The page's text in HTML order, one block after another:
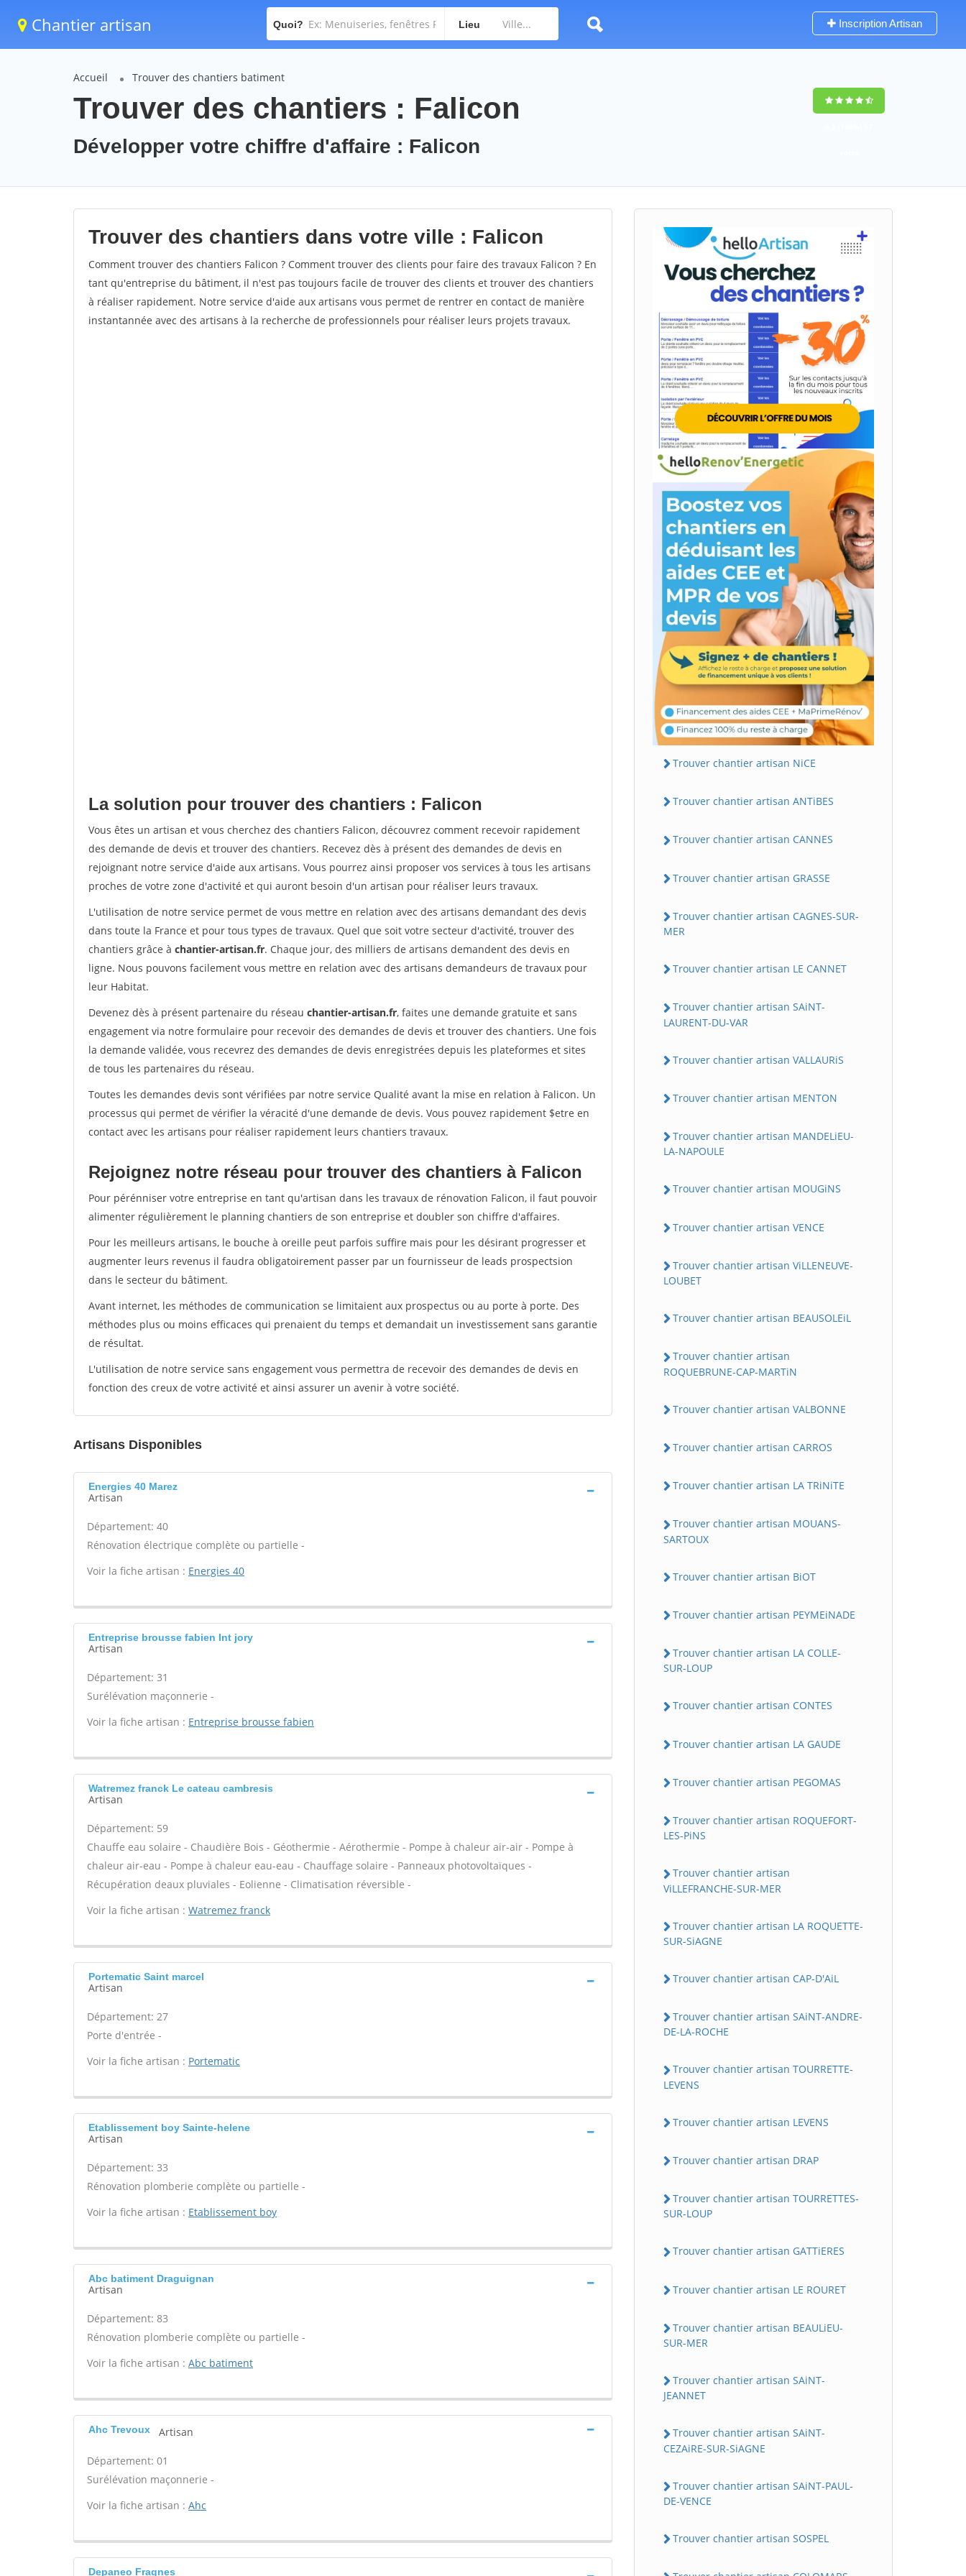
Chantier artisan Quoi? Lieu Inscription Artisan
Accueil Trouver des chantiers batiment
Trouver des chantiers : Falicon
Développer votre chiffre d'affaire : Falicon
Trouver des chantiers dans votre ville : Falicon
Comment trouver des chantiers Falicon ? Comment trouver des clients pour faire des travaux Falicon ? En
tant qu'entreprise du bâtiment, il n'est pas toujours facile de trouver des clients et trouver des chantiers
à réaliser rapidement. Notre service d'aide aux artisans vous permet de rentrer en contact de manière
instantannée avec des artisans à la recherche de professionnels pour réaliser leurs projets travaux.
La solution pour trouver des chantiers : Falicon
Vous êtes un artisan et vous cherchez des chantiers Falicon, découvrez comment recevoir rapidement
des demande de devis et trouver des chantiers. Recevez dès à présent des demandes de devis en
rejoignant notre service d'aide aux artisans. Vous pourrez ainsi proposer vos services à tous les artisans
proches de votre zone d'activité et qui auront besoin d'un artisan pour réaliser leurs travaux.
L'utilisation de notre service permet de vous mettre en relation avec des artisans demandant des devis
dans toute la France et pour tous types de travaux. Quel que soit votre secteur d'activité, trouver des
chantiers grâce à chantier-artisan.fr. Chaque jour, des milliers de artisans demandent des devis en
ligne. Nous pouvons facilement vous mettre en relation avec des artisans demandeurs de travaux pour
leur Habitat.
Devenez dès à présent partenaire du réseau chantier-artisan.fr, faites une demande gratuite et sans
engagement via notre formulaire pour recevoir des demandes de devis et trouver des chantiers. Une fois
la demande validée, vous recevrez des demandes de devis enregistrées depuis les plateformes et sites
de tous les partenaires du réseau.
Toutes les demandes devis sont vérifiées par notre service Qualité avant la mise en relation à Falicon. Un
processus qui permet de vérifier la véracité d'une demande de devis. Vous pouvez rapidement $etre en
contact avec les artisans pour réaliser rapidement leurs chantiers travaux.
Rejoignez notre réseau pour trouver des chantiers à Falicon
Pour pérénniser votre entreprise en tant qu'artisan dans les travaux de rénovation Falicon, il faut pouvoir
alimenter régulièrement le planning chantiers de son entreprise et doubler son chiffre d'affaires.
Pour les meilleurs artisans, le bouche à oreille peut parfois suffire mais pour les désirant progresser et
augmenter leurs revenus il faudra obligatoirement passer par un fournisseur de leads prospectsion
dans le secteur du bâtiment.
Avant internet, les méthodes de communication se limitaient aux prospectus ou au porte à porte. Des
méthodes plus ou moins efficaces qui prenaient du temps et demandait un investissement sans garantie
de résultat.
L'utilisation de notre service sans engagement vous permettra de recevoir des demandes de devis en
fonction des creux de votre activité et ainsi assurer un avenir à votre société.
Artisans Disponibles
Energies 40 Marez
Artisan
Département: 40
Rénovation électrique complète ou partielle -
Voir la fiche artisan : Energies 40
Entreprise brousse fabien Int jory
Artisan
Département: 31
Surélévation maçonnerie -
Voir la fiche artisan : Entreprise brousse fabien
Watremez franck Le cateau cambresis
Artisan
Département: 59
Chauffe eau solaire - Chaudière Bois - Géothermie - Aérothermie - Pompe à chaleur air-air - Pompe à
chaleur air-eau - Pompe à chaleur eau-eau - Chauffage solaire - Panneaux photovoltaïques -
Récupération deaux pluviales - Eolienne - Climatisation réversible -
Voir la fiche artisan : Watremez franck
Portematic Saint marcel
Artisan
Département: 27
Porte d'entrée -
Voir la fiche artisan : Portematic
Etablissement boy Sainte-helene
Artisan
Département: 33
Rénovation plomberie complète ou partielle -
Voir la fiche artisan : Etablissement boy
Abc batiment Draguignan
Artisan
Département: 83
Rénovation plomberie complète ou partielle -
Voir la fiche artisan : Abc batiment
Ahc Trevoux Artisan
Département: 01
Surélévation maçonnerie -
Voir la fiche artisan : Ahc
Depaneo Fragnes
Trouver chantier artisan NiCE
Trouver chantier artisan ANTiBES
Trouver chantier artisan CANNES
Trouver chantier artisan GRASSE
Trouver chantier artisan CAGNES-SUR-
MER
Trouver chantier artisan LE CANNET
Trouver chantier artisan SAiNT-
LAURENT-DU-VAR
Trouver chantier artisan VALLAURiS
Trouver chantier artisan MENTON
Trouver chantier artisan MANDELiEU-
LA-NAPOULE
Trouver chantier artisan MOUGiNS
Trouver chantier artisan VENCE
Trouver chantier artisan ViLLENEUVE-
LOUBET
Trouver chantier artisan BEAUSOLEiL
Trouver chantier artisan
ROQUEBRUNE-CAP-MARTiN
Trouver chantier artisan VALBONNE
Trouver chantier artisan CARROS
Trouver chantier artisan LA TRiNiTE
Trouver chantier artisan MOUANS-
SARTOUX
Trouver chantier artisan BiOT
Trouver chantier artisan PEYMEiNADE
Trouver chantier artisan LA COLLE-
SUR-LOUP
Trouver chantier artisan CONTES
Trouver chantier artisan LA GAUDE
Trouver chantier artisan PEGOMAS
Trouver chantier artisan ROQUEFORT-
LES-PiNS
Trouver chantier artisan
ViLLEFRANCHE-SUR-MER
Trouver chantier artisan LA ROQUETTE-
SUR-SiAGNE
Trouver chantier artisan CAP-D'AiL
Trouver chantier artisan SAiNT-ANDRE-
DE-LA-ROCHE
Trouver chantier artisan TOURRETTE-
LEVENS
Trouver chantier artisan LEVENS
Trouver chantier artisan DRAP
Trouver chantier artisan TOURRETTES-
SUR-LOUP
Trouver chantier artisan GATTiERES
Trouver chantier artisan LE ROURET
Trouver chantier artisan BEAULiEU-
SUR-MER
Trouver chantier artisan SAiNT-
JEANNET
Trouver chantier artisan SAiNT-
CEZAiRE-SUR-SiAGNE
Trouver chantier artisan SAiNT-PAUL-
DE-VENCE
Trouver chantier artisan SOSPEL